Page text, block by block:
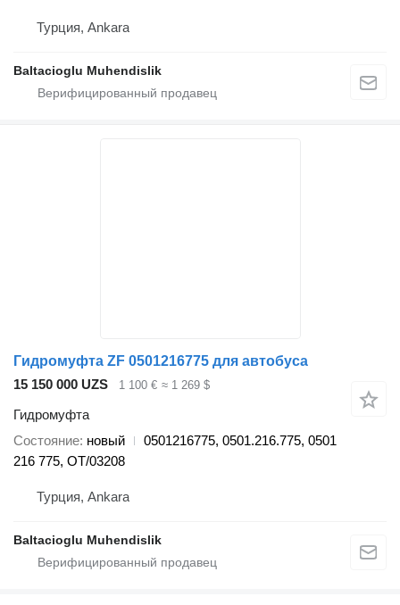
Турция, Ankara
Baltacioglu Muhendislik
Гидромуфта ZF 0501216775 для автобуса
15 150 000 UZS
1 100 € ≈ 1 269 $
Гидромуфта
Состояние новый
0501216775, 0501.216.775, 0501
216 775, OT/03208
Турция, Ankara
Baltacioglu Muhendislik